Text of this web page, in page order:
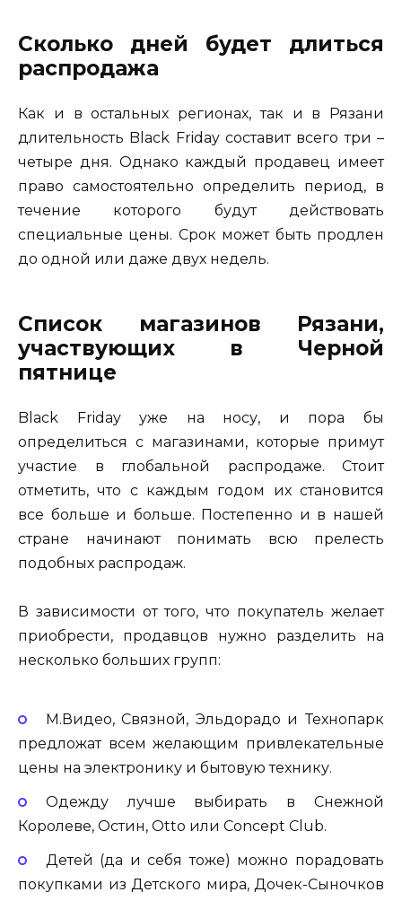
Сколько дней будет длиться
распродажа
Как и в остальных регионах, так и в Рязани
длительность Black Friday составит всего три –
четыре дня. Однако каждый продавец имеет
право самостоятельно определить период, в
течение которого будут действовать
специальные цены. Срок может быть продлен
до одной или даже двух недель.
Список магазинов Рязани,
участвующих в Черной
пятнице
Black Friday уже на носу, и пора бы
определиться с магазинами, которые примут
участие в глобальной распродаже. Стоит
отметить, что с каждым годом их становится
все больше и больше. Постепенно и в нашей
стране начинают понимать всю прелесть
подобных распродаж.
В зависимости от того, что покупатель желает
приобрести, продавцов нужно разделить на
несколько больших групп:
М.Видео, Связной, Эльдорадо и Технопарк
предложат всем желающим привлекательные
цены на электронику и бытовую технику.
Одежду лучше выбирать в Снежной
Королеве, Остин, Otto или Concept Club.
Детей (да и себя тоже) можно порадовать
покупками из Детского мира, Дочек-Сыночков